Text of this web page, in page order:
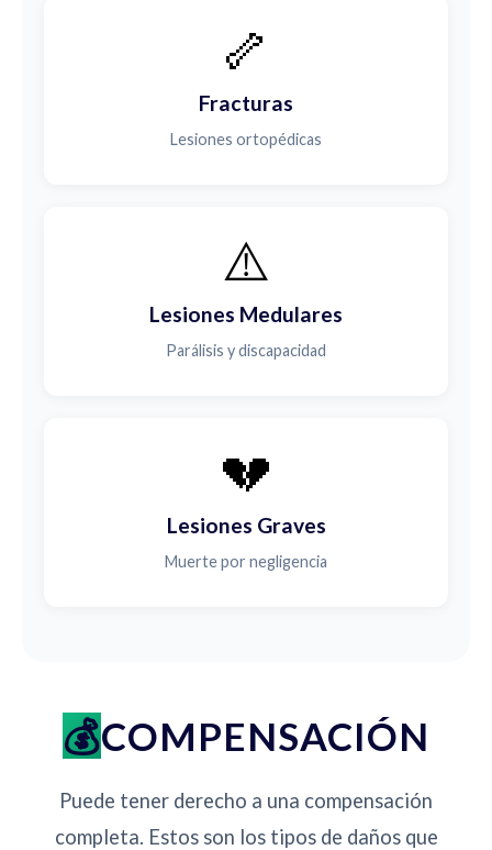
🦴
Fracturas
Lesiones ortopédicas
⚠️
Lesiones Medulares
Parálisis y discapacidad
💔
Lesiones Graves
Muerte por negligencia
COMPENSACIÓN
Puede tener derecho a una compensación
completa. Estos son los tipos de daños que